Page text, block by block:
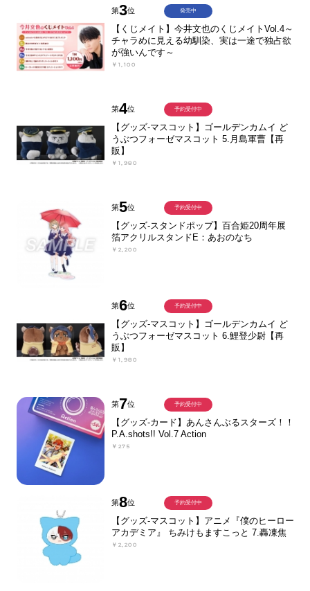
第3位
【くじメイト】今井文也のくじメイトVol.4～
チャラめに見える幼馴染、実は一途で独占欲
が強いんです～
￥1,100
発売中
第4位
【グッズ-マスコット】ゴールデンカムイ ど
うぶつフォーゼマスコット 5.月島軍曹【再
販】
￥1,980
予約受付中
第5位
【グッズ-スタンドポップ】百合姫20周年展
箔アクリルスタンドE：あおのなち
￥2,200
予約受付中
第6位
【グッズ-マスコット】ゴールデンカムイ ど
うぶつフォーゼマスコット 6.鯉登少尉【再
販】
￥1,980
予約受付中
第7位
【グッズ-カード】あんさんぶるスターズ！！
P.A.shots!! Vol.7 Action
￥275
予約受付中
第8位
【グッズ-マスコット】アニメ『僕のヒーロー
アカデミア』 ちみけもますこっと 7.轟凍焦
￥2,200
予約受付中